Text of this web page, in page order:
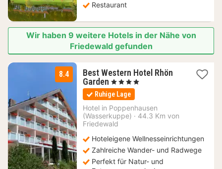
Restaurant
Wir haben 9 weitere Hotels in der Nähe von
Friedewald gefunden
8.4
Best Western Hotel Rhön
Garden 1
Nacht
ab
108,90
€
, 4 Sterne
Ruhige Lage
Hotel in Poppenhausen
(Wasserkuppe) · 44.3 Km von
Friedewald
Hoteleigene Wellnesseinrichtungen
Zahlreiche Wander- und Radwege
Perfekt für Natur- und